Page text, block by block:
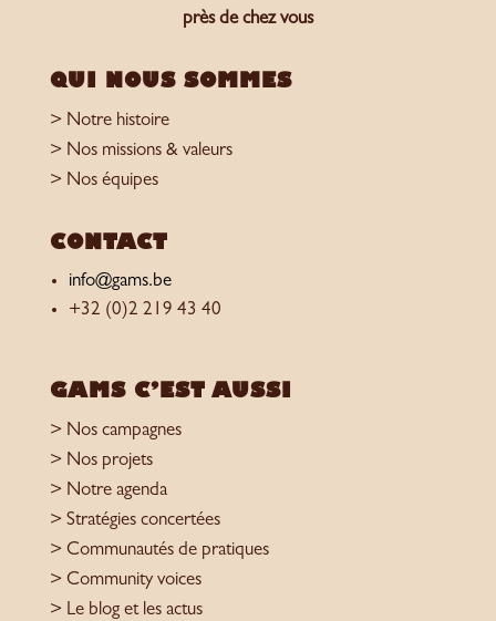
près de chez vous
QUI NOUS SOMMES
> Notre histoire
> Nos missions & valeurs
> Nos équipes
CONTACT
info@gams.be
+32 (0)2 219 43 40
GAMS C’EST AUSSI
> Nos campagnes
> Nos projets
> Notre agenda
> Stratégies concertées
> Communautés de pratiques
> Community voices
> Le blog et les actus